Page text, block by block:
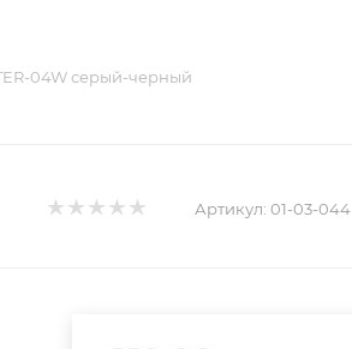
04W серый-черный
Артикул: 01-03-044